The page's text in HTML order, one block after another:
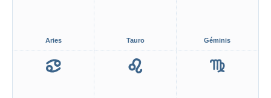
Aries Tauro Géminis